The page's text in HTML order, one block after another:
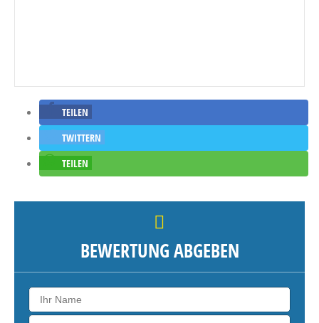
TEILEN
TWITTERN
TEILEN
BEWERTUNG ABGEBEN